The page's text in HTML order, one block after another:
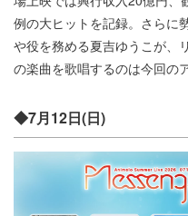
例の大ヒットを記録。さらに
や役を務める夏吉ゆうこが、
の楽曲を歌唱するのは今回の
◆7月12日(日)